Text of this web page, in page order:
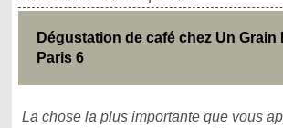
Dégustation de café chez Un Grain
Paris 6
La chose la plus importante que vous